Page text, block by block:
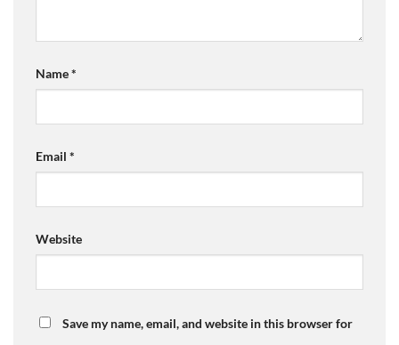
Name*
Email *
Website
Save my name, email, and website in this browser for